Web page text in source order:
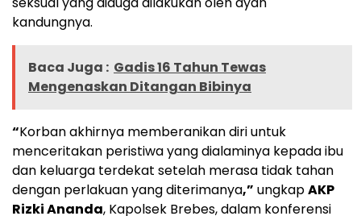
kandungnya.
Baca Juga : Gadis 16 Tahun Tewas
Mengenaskan Ditangan Bibinya
“Korban akhirnya memberanikan diri untuk
menceritakan peristiwa yang dialaminya kepada ibu
dan keluarga terdekat setelah merasa tidak tahan
dengan perlakuan yang diterimanya,” ungkapAKP
Rizki Ananda, Kapolsek Brebes, dalam konferensi